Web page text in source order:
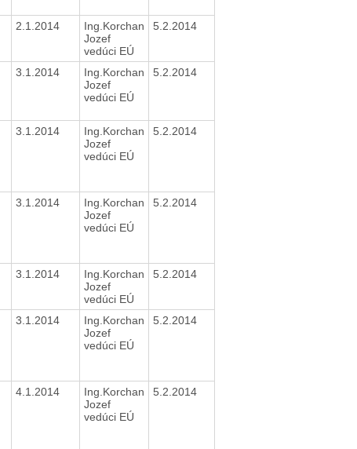
2.1.2014
Ing.Korchan
Jozef
vedúci EÚ
5.2.2014
3.1.2014
Ing.Korchan
Jozef
vedúci EÚ
5.2.2014
3.1.2014
Ing.Korchan
Jozef
vedúci EÚ
5.2.2014
3.1.2014
Ing.Korchan
Jozef
vedúci EÚ
5.2.2014
3.1.2014
Ing.Korchan
Jozef
vedúci EÚ
5.2.2014
3.1.2014
Ing.Korchan
Jozef
vedúci EÚ
5.2.2014
4.1.2014
Ing.Korchan
Jozef
vedúci EÚ
5.2.2014